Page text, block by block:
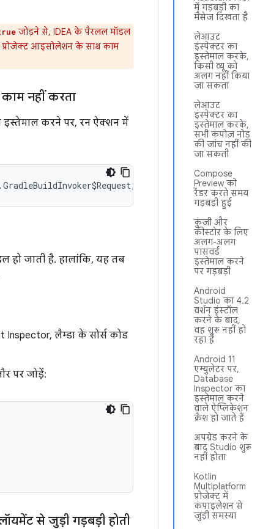
में गड़बड़ी का
मैसेज दिखता है
लेआउट
इंस्पेक्टर का
इस्तेमाल करके,
किसी व्यू को
अलग नहीं किया
जा सकता
लेआउट
इंस्पेक्टर का
इस्तेमाल करके,
सभी कंपोज़ नोड
की जांच नहीं की
जा सकती
Compose
Preview को
रेंडर करते समय
गड़बड़ी हुई
कुंजी और
कीस्टोर के लिए
अलग-अलग
पासवर्ड
इस्तेमाल करने
पर गड़बड़ी
Android
Studio का 4.2
वर्शन इंस्टॉल
करने के बाद,
वह शुरू नहीं हो
रहा है
Android 11
एम्युलेटर पर,
Database
Inspector का
इस्तेमाल करने
वाले ऐप्लिकेशन
क्रैश हो जाते हैं
अपग्रेड करने के
बाद Studio शुरू
नहीं होता
Kotlin
Multiplatform
प्रोजेक्ट में
कंपाइलेशन से
जुड़ी समस्या
जोड़ने से, IDEA के पैरलल मॉडल
प्रोजेक्ट आइसोलेशन के साथ काम
नहीं करता
इस्तेमाल करने पर, रन ऐक्शन में
हो जाती है. हालांकि, यह तब
लैम्डा के सोर्स कोड
पर जोड़ें:
से जुड़ी गड़बड़ी होती